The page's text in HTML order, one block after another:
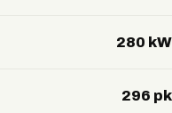
280 kW
296 pk